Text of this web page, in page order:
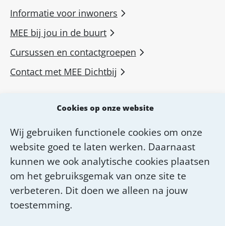
Cookies op onze website
Wij gebruiken functionele cookies om onze
website goed te laten werken. Daarnaast
kunnen we ook analytische cookies plaatsen
om het gebruiksgemak van onze site te
verbeteren. Dit doen we alleen na jouw
toestemming.
Informatie voor inwoners
MEE bij jou in de buurt
Cursussen en contactgroepen
Contact met MEE Dichtbij
Diensten van MEE Dichtbij
Over MEE Dichtbij
Werken bij MEE Dichtbij